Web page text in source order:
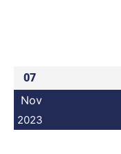
07
Nov
2023